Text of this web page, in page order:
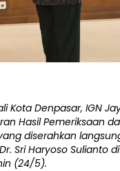
Kota Denpasar, IGN
Hasil Pemeriksaan
diserahkan
Sri Haryoso Sulianto
(24/5).